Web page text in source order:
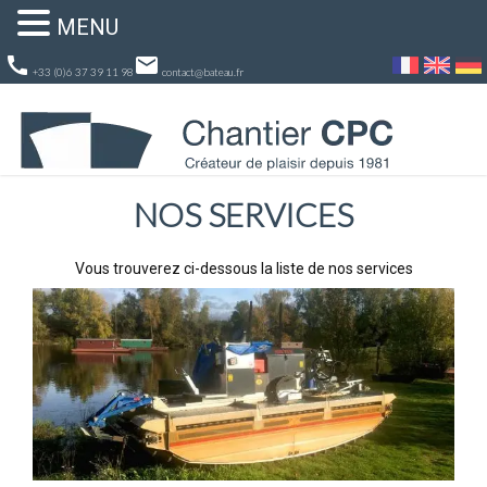
call +33 (0)6 37 39 11 98 email contact@bateau.fr
NOS SERVICES
Vous trouverez ci-dessous la liste de nos services
MENU